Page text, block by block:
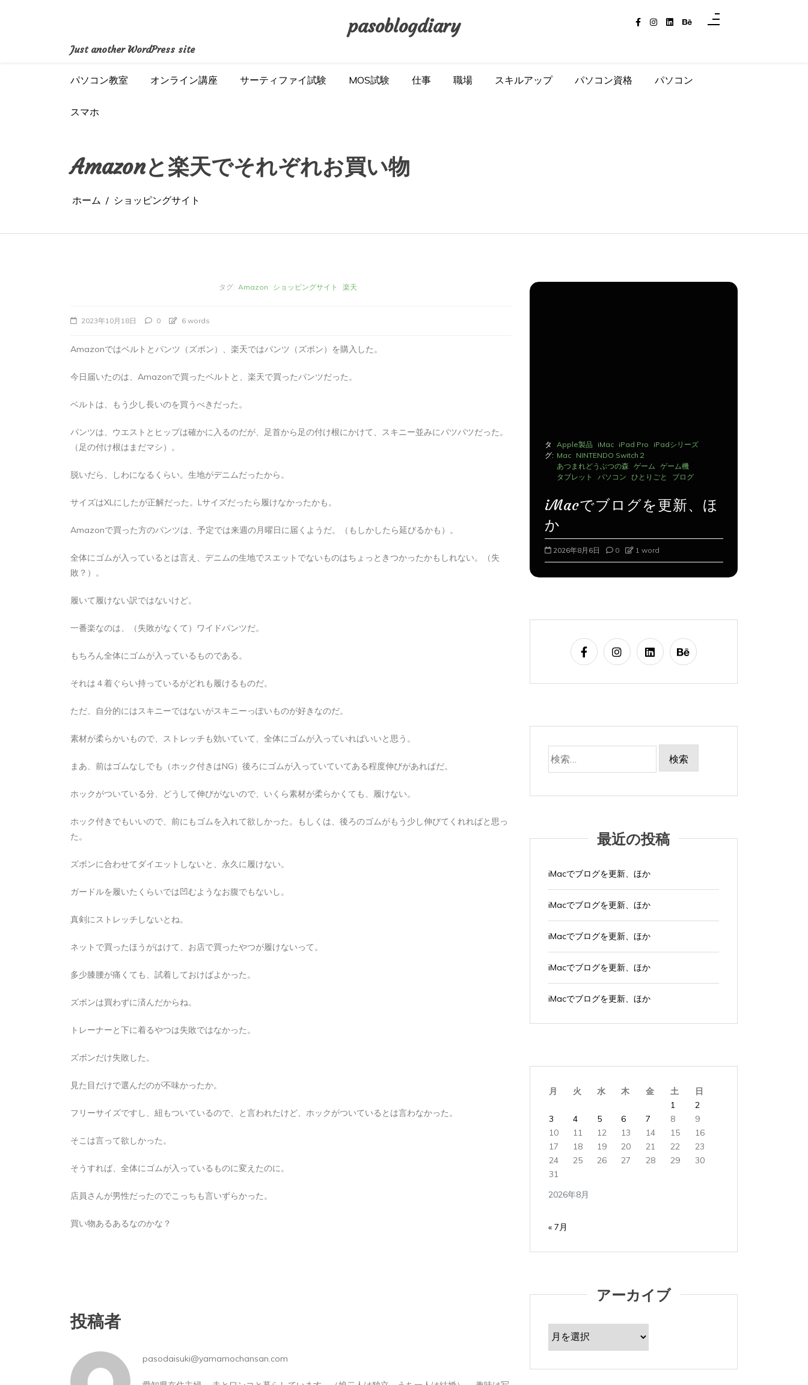
pasoblogdiary
Just another WordPress site
パソコン教室 オンライン講座 サーティファイ試験 MOS試験 仕事 職場 スキルアップ パソコン資格 パソコン
スマホ
Amazonと楽天でそれぞれお買い物
ホーム ショッピングサイト
タグ: Amazon ショッピングサイト 楽天
2023年10月18日 0 6 words
Amazonではベルトとパンツ（ズボン）、楽天ではパンツ（ズボン）を購入した。
今日届いたのは、Amazonで買ったベルトと、楽天で買ったパンツだった。
ベルトは、もう少し長いのを買うべきだった。
パンツは、ウエストとヒップは確かに入るのだが、足首から足の付け根にかけて、スキニー並みにパツパツだった。
（足の付け根はまだマシ）。
脱いだら、しわになるくらい。生地がデニムだったから。
サイズはXLにしたが正解だった。Lサイズだったら履けなかったかも。
Amazonで買った方のパンツは、予定では来週の月曜日に届くようだ。（もしかしたら延びるかも）。
全体にゴムが入っているとは言え、デニムの生地でスエットでないものはちょっときつかったかもしれない。（失
敗？）。
履いて履けない訳ではないけど。
一番楽なのは、（失敗がなくて）ワイドパンツだ。
もちろん全体にゴムが入っているものである。
それは４着ぐらい持っているがどれも履けるものだ。
ただ、自分的にはスキニーではないがスキニーっぽいものが好きなのだ。
素材が柔らかいもので、ストレッチも効いていて、全体にゴムが入っていればいいと思う。
まあ、前はゴムなしでも（ホック付きはNG）後ろにゴムが入っていていてある程度伸びがあればだ。
ホックがついている分、どうして伸びがないので、いくら素材が柔らかくても、履けない。
ホック付きでもいいので、前にもゴムを入れて欲しかった。もしくは、後ろのゴムがもう少し伸びてくれればと思っ
た。
ズボンに合わせてダイエットしないと、永久に履けない。
ガードルを履いたくらいでは凹むようなお腹でもないし。
真剣にストレッチしないとね。
ネットで買ったほうがはけて、お店で買ったやつが履けないって。
多少膝腰が痛くても、試着しておけばよかった。
ズボンは買わずに済んだからね。
トレーナーと下に着るやつは失敗ではなかった。
ズボンだけ失敗した。
見た目だけで選んだのが不味かったか。
フリーサイズですし、紐もついているので、と言われたけど、ホックがついているとは言わなかった。
そこは言って欲しかった。
そうすれば、全体にゴムが入っているものに変えたのに。
店員さんが男性だったのでこっちも言いずらかった。
買い物あるあるなのかな？
投稿者
pasodaisuki@yamamochansan.com
タ Apple製品
タブレット パソコン ひとりごと ブログ
iMacでブログを更新、ほ
か
か
タ
グ:
Apple製品 iMac iPad Pro
iPadシリーズ
Mac
NINTENDO Switch２
あつまれどうぶつの森 ゲーム ゲーム機
タブレット
パソコン ひとりごと ブログ
iMacでブログを更新、ほ
か
2026年8月6日 0 1 word
索:
最近の投稿
iMacでブログを更新、ほか
iMacでブログを更新、ほか
iMacでブログを更新、ほか
iMacでブログを更新、ほか
iMacでブログを更新、ほか
2026年8月
月 火 水 木 金 土
日
1
2
3
4 5 6 7 8
9
10
11 12 13 14 15
16
17
18 19 20 21 22
23
24
25 26 27 28 29
30
31
« 7月
アーカイブ
ー
カ
イ